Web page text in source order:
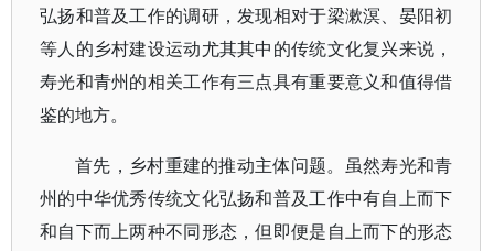
弘扬和普及工作的调研，发现相对于梁漱溟、晏阳初
等人的乡村建设运动尤其其中的传统文化复兴来说，
寿光和青州的相关工作有三点具有重要意义和值得借
鉴的地方。
首先，乡村重建的推动主体问题。虽然寿光和青
州的中华优秀传统文化弘扬和普及工作中有自上而下
和自下而上两种不同形态，但即便是自上而下的形态